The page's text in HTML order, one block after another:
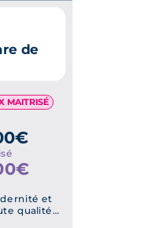
de
MAITRISÉ
et
qualité
en bois, et